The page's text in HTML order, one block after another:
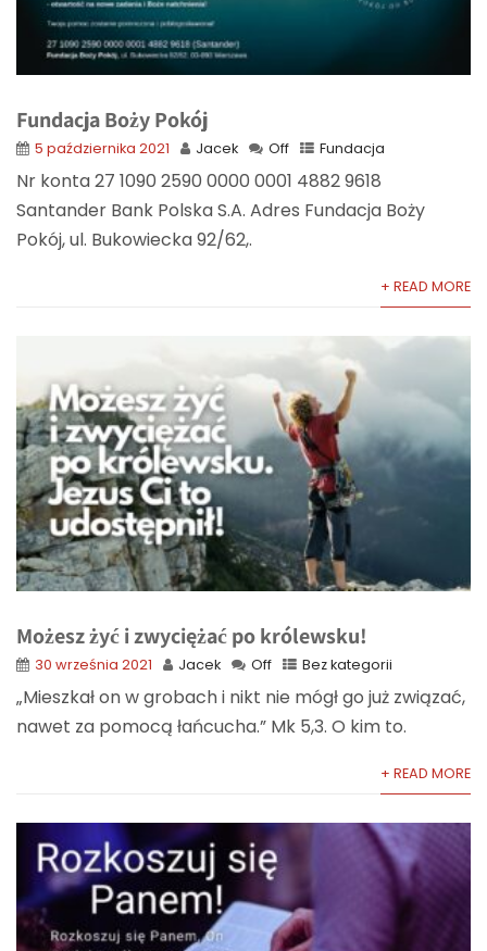
Fundacja Boży Pokój
5 października 2021 Jacek Off Fundacja
Nr konta 27 1090 2590 0000 0001 4882 9618
Santander Bank Polska S.A. Adres Fundacja Boży
Pokój, ul. Bukowiecka 92/62,.
+ READ MORE
Możesz żyć i zwyciężać po królewsku!
30 września 2021 Jacek Off Bez kategorii
„Mieszkał on w grobach i nikt nie mógł go już związać,
nawet za pomocą łańcucha.” Mk 5,3. O kim to.
+ READ MORE